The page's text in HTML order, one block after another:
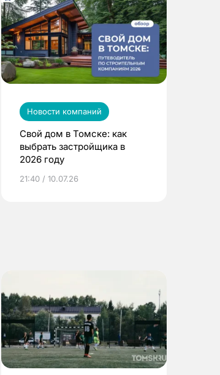
Новости компаний
Свой дом в Томске: как
выбрать застройщика в
2026 году
21:40 / 10.07.26